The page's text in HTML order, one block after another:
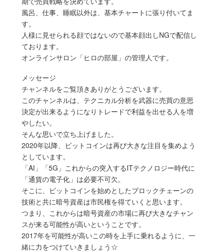
風呂、仕事、睡眠以外は、基本チャートに張り付いてま
す。
人様に見せられる顔ではないので基本顔出しNGで配信し
ております。
オンラインサロン「ヒロの部屋」の管理人です。
メッセージ
チャンネルをご覧頂きありがとうございます。
このチャンネルは、テクニカル分析を武器に売買の意思
決定が出来るようになりトレードで利益を出せる人を増
やしたい。
そんな思いで立ち上げました。
2020年以降、ビットコインは再び大きな注目を集めよう
としています。
「AI」「5G」これからの突入するITテクノロジー時代に
「通貨の電子化」は必要不可欠。
そこに、ビットコインを始めとしたブロックチェーンの
技術と共に暗号資産は市民権を得ていくと思います。
つまり、これからは暗号資産の市場に再び大きなチャン
スが来る可能性が高いということです。
2017年を可能性が高いこの時を上手に乗れるように、一
緒に力をつけていきましょう☆